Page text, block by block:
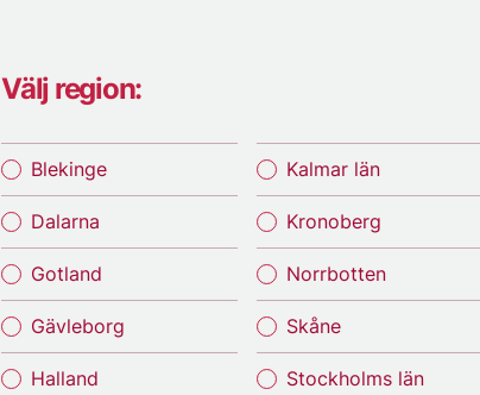
Välj region:
Blekinge
Dalarna
Gotland
Gävleborg
Halland
Kalmar län
Kronoberg
Norrbotten
Skåne
Stockholms län